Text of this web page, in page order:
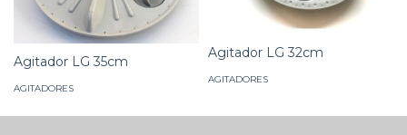
Agitador LG 35cm
AGITADORES
Agitador LG 32cm
AGITADORES